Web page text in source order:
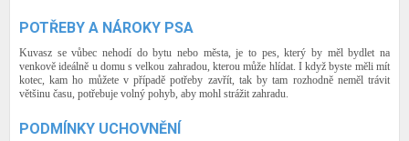
POTŘEBY A NÁROKY PSA
Kuvasz se vůbec nehodí do bytu nebo města, je to pes, který by měl bydlet na
venkově ideálně u domu s velkou zahradou, kterou může hlídat. I když byste měli mít
kotec, kam ho můžete v případě potřeby zavřít, tak by tam rozhodně neměl trávit
většinu času, potřebuje volný pohyb, aby mohl strážit zahradu.
PODMÍNKY UCHOVNĚNÍ